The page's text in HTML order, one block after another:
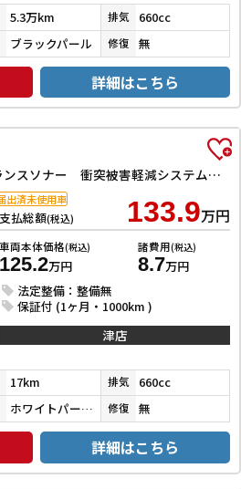
5.3万km 排気 660cc
ブラックパール 修復 無
詳細はこちら
X 全周囲カメラ クリアランスソナー 衝突被害軽減システム オートライト スマートキー アイドリングストップ 電動格納ミラー ベンチシート CVT 盗難防止システム ABS ESC CD アルミホイール
支払総額(税込) 133.9万円
車両本体価格(税込)
125.2万円
諸費用(税込)
8.7万円
法定整備：整備無
保証付 (1ヶ月・1000km )
出済未使用車
津店
17km 排気 660cc
ホワイトパール３コートパール 修復 無
詳細はこちら